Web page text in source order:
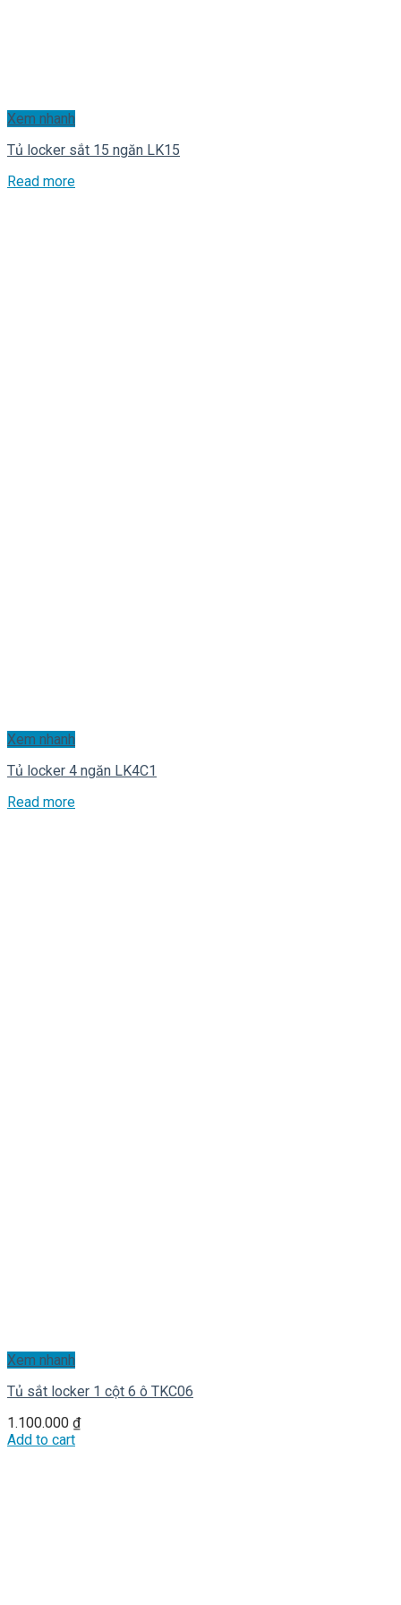
Xem nhanh
Tủ locker sắt 15 ngăn LK15
Read more
Xem nhanh
Tủ locker 4 ngăn LK4C1
Read more
Xem nhanh
Tủ sắt locker 1 cột 6 ô TKC06
1.100.000 ₫
Add to cart